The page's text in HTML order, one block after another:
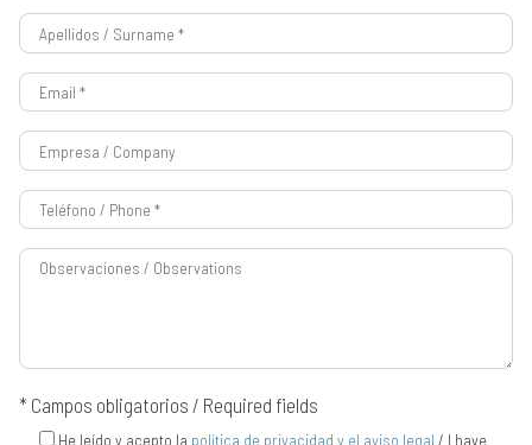
* Campos obligatorios / Required fields
He leído y acepto la política de privacidad y el aviso legal / I have